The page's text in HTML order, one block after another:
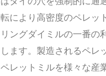
転により高密度のペレッ
リングダイミルの一番の
します。製造されるペレ
ペレットミルを様々な産